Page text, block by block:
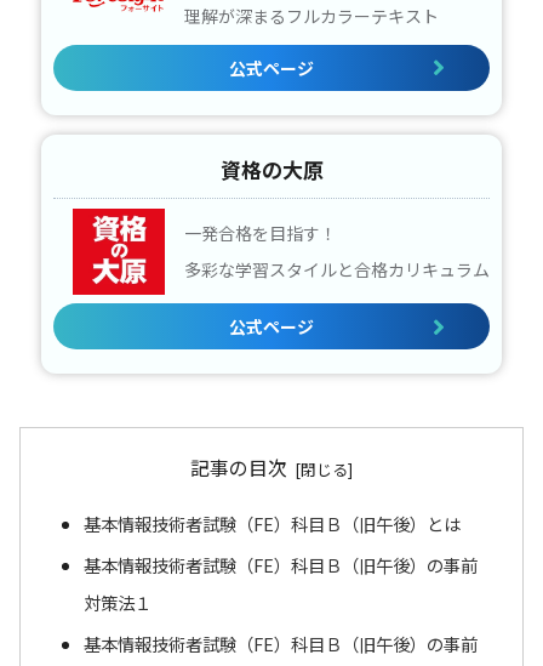
理解が深まるフルカラーテキスト
公式ページ
資格の大原
一発合格を目指す！
多彩な学習スタイルと合格カリキュラム
公式ページ
記事の目次
基本情報技術者試験（FE）科目Ｂ（旧午後）とは
基本情報技術者試験（FE）科目Ｂ（旧午後）の事前
対策法１
基本情報技術者試験（FE）科目Ｂ（旧午後）の事前